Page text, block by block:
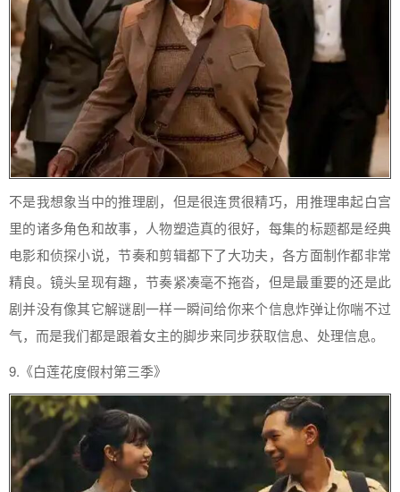
不是我想象当中的推理剧，但是很连贯很精巧，用推理串起白宫
里的诸多角色和故事，人物塑造真的很好，每集的标题都是经典
电影和侦探小说，节奏和剪辑都下了大功夫，各方面制作都非常
精良。镜头呈现有趣，节奏紧凑毫不拖沓，但是最重要的还是此
剧并没有像其它解谜剧一样一瞬间给你来个信息炸弹让你喘不过
气，而是我们都是跟着女主的脚步来同步获取信息、处理信息。
9.《白莲花度假村第三季》